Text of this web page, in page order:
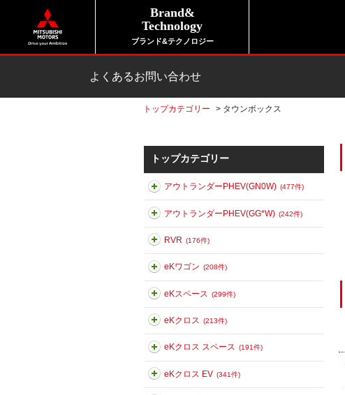
Brand&
Technology
ブランド&テクノロジー
よくあるお問い合わせ
トップカテゴリー > タウンボックス
トップカテゴリー
アウトランダーPHEV(GN0W) (477件)
アウトランダーPHEV(GG*W) (242件)
RVR (176件)
eKワゴン (208件)
eKスペース (299件)
eKクロス (213件)
eKクロス スペース (191件)
eKクロス EV (341件)